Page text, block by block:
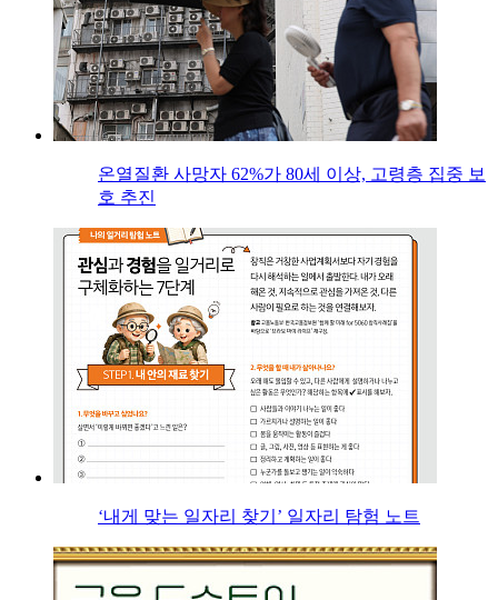
온열질환 사망자 62%가 80세 이상, 고령층 집중 보
호 추진
‘내게 맞는 일자리 찾기’ 일자리 탐험 노트